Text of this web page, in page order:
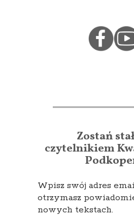
Zostań
czytelnikiem
Wpisz swój adres
otrzymasz
nowych tekstach.